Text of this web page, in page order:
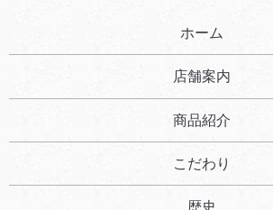
ホーム
店舗案内
商品紹介
こだわり